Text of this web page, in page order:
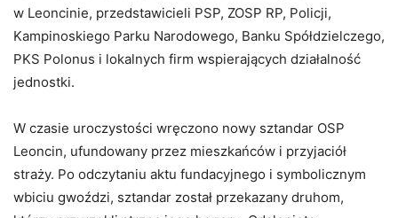
w Leoncinie, przedstawicieli PSP, ZOSP RP, Policji,
Kampinoskiego Parku Narodowego, Banku Spółdzielczego,
PKS Polonus i lokalnych firm wspierających działalność
jednostki.
W czasie uroczystości wręczono nowy sztandar OSP
Leoncin, ufundowany przez mieszkańców i przyjaciół
straży. Po odczytaniu aktu fundacyjnego i symbolicznym
wbiciu gwoździ, sztandar został przekazany druhom,